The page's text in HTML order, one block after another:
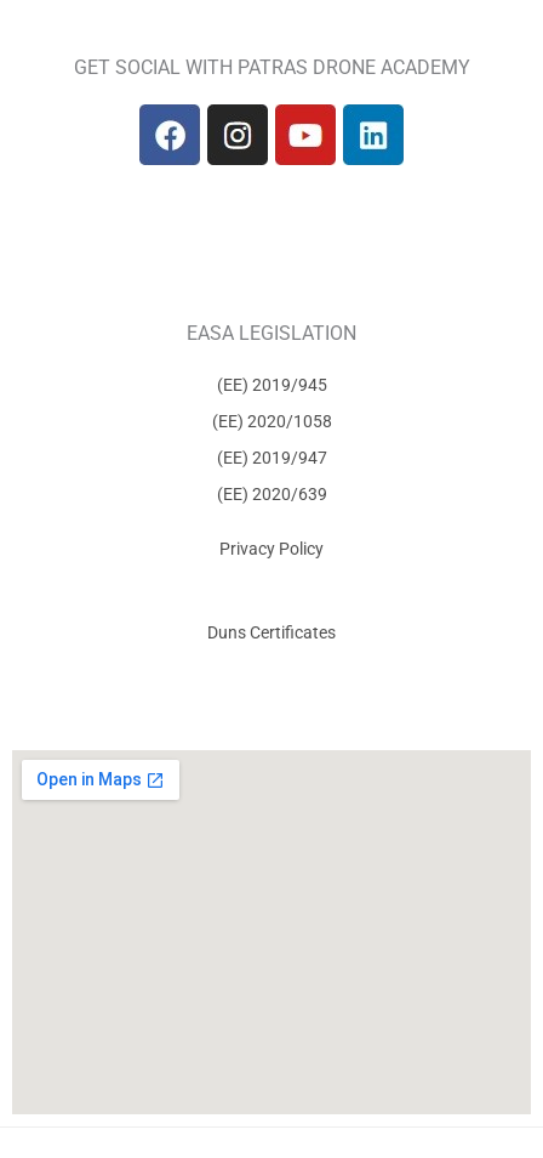
GET SOCIAL WITH PATRAS DRONE ACADEMY
EASA LEGISLATION
(ΕΕ) 2019/945
(ΕΕ) 2020/1058
(ΕΕ) 2019/947
(ΕΕ) 2020/639
Privacy Policy
Duns Certificates